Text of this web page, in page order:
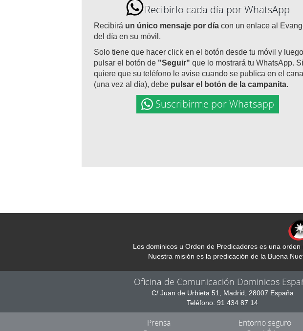
Recibirlo cada día por WhatsApp
Recibirá un único mensaje por día con un enlace al
del día en su móvil.
Solo tiene que hacer click en el botón desde tu móvil y luego
pulsar el botón de "Seguir" que lo mostrará tu WhatsApp. Si
quiere que su teléfono le avise cuando se publica en el canal
(una vez al día), debe pulsar el botón de la campanita.
Suscribirme por Whatsapp
Los dominicos u Orden de Predicadores es una
Nuestra misión es la predicación de la Buena
Oficina de Comunicación Dominicos
C/ Juan de Urbieta 51, Madrid, 28007 España
Teléfono: 91 434 87 14
Prensa
Entorno seguro